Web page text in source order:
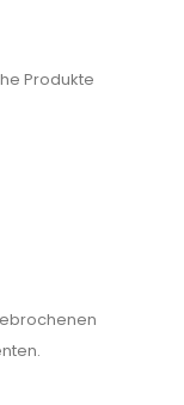
Produkte